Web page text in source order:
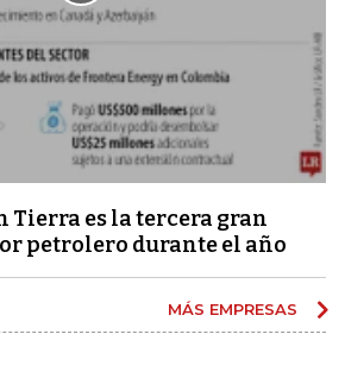
Tierra es la tercera gran
petrolero durante el año
MÁS EMPRESAS